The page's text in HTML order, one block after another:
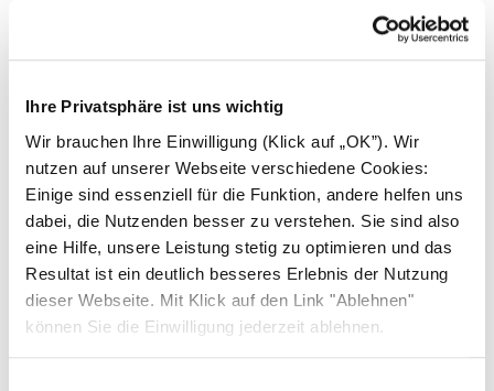
Ihre Privatsphäre ist uns wichtig
Wir brauchen Ihre Einwilligung (Klick auf „OK”). Wir
nutzen auf unserer Webseite verschiedene Cookies:
Einige sind essenziell für die Funktion, andere helfen uns
dabei, die Nutzenden besser zu verstehen. Sie sind also
eine Hilfe, unsere Leistung stetig zu optimieren und das
Resultat ist ein deutlich besseres Erlebnis der Nutzung
dieser Webseite. Mit Klick auf den Link "Ablehnen"
können Sie die Einwilligung jederzeit ablehnen.
die Alternativen
Steuerliche Aspekte und
Förderungen
Photovoltaik und Steuern